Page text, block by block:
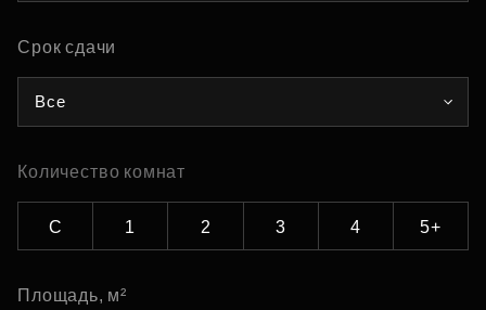
Срок сдачи
Все
Количество комнат
С 1 2 3 4 5+
Площадь, м²